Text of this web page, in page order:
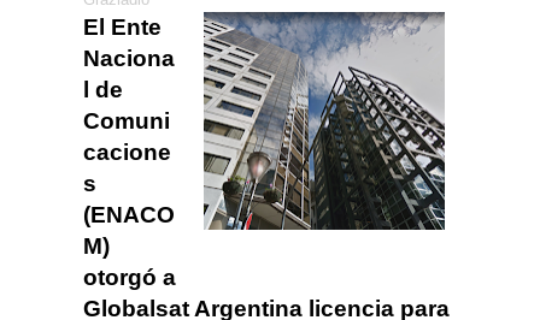
El Ente
Naciona
l de
Comuni
cacione
s
(ENACO
M)
otorgó a
Globalsat Argentina licencia para